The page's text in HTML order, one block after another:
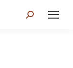
Search: